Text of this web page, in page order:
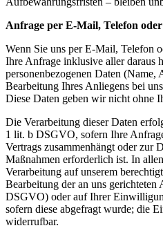
Anfrage per E-Mail, Telefon
Wenn Sie uns per E-Mail, Telefon
Ihre Anfrage inklusive aller daraus
personenbezogenen Daten
Bearbeitung Ihres Anliegens bei
Diese Daten geben wir nicht ohne
Die Verarbeitung dieser Daten
1 lit. b DSGVO, sofern Ihre
Vertrags zusammenhängt oder zur
Maßnahmen erforderlich ist. In
Verarbeitung auf unserem
Bearbeitung der an uns
DSGVO) oder auf Ihrer
sofern diese abgefragt wurde; die
widerrufbar.